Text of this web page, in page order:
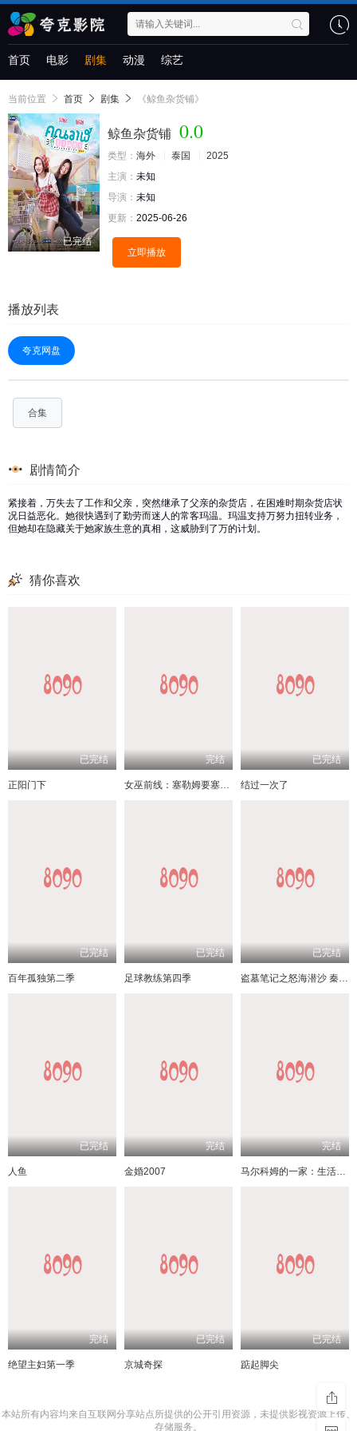
首页 电影 剧集 动漫 综艺
当前位置 首页 剧集 《鲸鱼杂货铺》
已完结
鲸鱼杂货铺 0.0
类型： 海外 泰国
2025
主演： 未知
导演： 未知
更新： 2025-06-26
立即播放
播放列表
夸克网盘
合集
剧情简介
紧接着，万失去了工作和父亲，突然继承了父亲的杂货店，在困难时期杂货店状
况日益恶化。她很快遇到了勤劳而迷人的常客玛温。玛温支持万努力扭转业务，
但她却在隐藏关于她家族生意的真相，这威胁到了万的计划。
猜你喜欢
已完结
正阳门下
完结
女巫前线：塞勒姆要塞第三季
已完结
结过一次了
已完结
百年孤独第二季
已完结
足球教练第四季
已完结
盗墓笔记之怒海潜沙 秦岭神树
已完结
人鱼
完结
金婚2007
完结
马尔科姆的一家：生活依旧不公
完结
绝望主妇第一季
已完结
京城奇探
已完结
踮起脚尖
本站所有内容均来自互联网分享站点所提供的公开引用资源，未提供影视资源上传、
存储服务。